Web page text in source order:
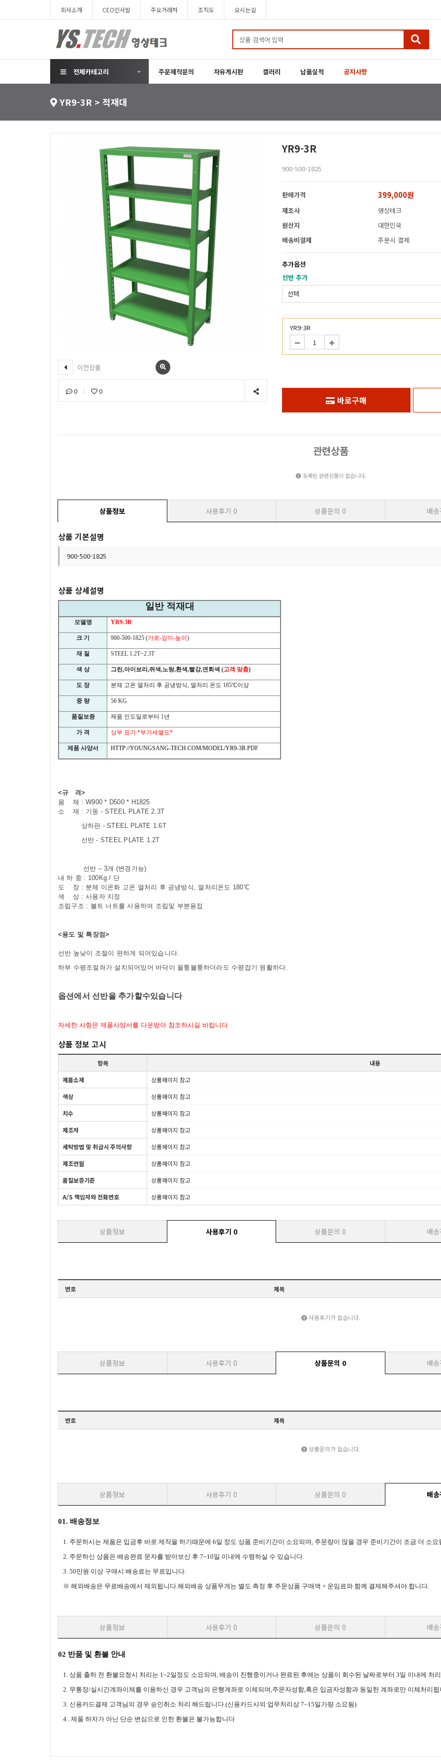
회사소개 CEO인사말 주요거래처 조직도 오시는길
전체카테고리 주문제작문의 자유게시판 갤러리 납품실적 공지사항
YR9-3R > 적재대
이전상품
0 0
YR9-3R
900-500-1825
판매가격 399,000원
제조사
영상테크
원산지
대한민국
배송비결제
주문시 결제
추가옵션
선반 추가
YR9-3R
바로구매
관련상품
등록된 관련상품이 없습니다.
상품정보 사용후기 0 상품문의 0 배
상품 기본설명
900-500-1825
상품 상세설명
일반 적재대
모델명 YR9-3R
크 기 900-500-1825 (가로-깊이 -높이 )
재 질 STEEL 1.2T~2.3T
색 상 그린,아이보리 ,쥐색,노랑,흰색,빨강,연회색 (고객 맞춤)
도 장 분체 고온 열처리 후 공냉방식, 열처리 온도 185℃이상
중 량 56 KG
품질보증 제품 인도일로부터 1년
가 격 상부 표기 *부가세별도*
제품 사양서 HTTP://YOUNGSANG-TECH.COM/MODEL/YR9-3R.PDF
<규 격>
몸 체 : W900 * D500 * H1825
소 재 : 기둥 - STEEL PLATE 2.3T
상하판 - STEEL PLATE 1.6T
선반 - STEEL PLATE 1.2T
선반 – 3개 (변경가능)
내 하 중 : 100Kg / 단
도 장 : 분체 이온화 고온 열처리 후 공냉방식, 열처리온도 180℃
색 상 : 사용자 지정
조립구조 : 볼트 너트를 사용하여 조립및 부분용접
<용도 및 특장점>
선반 높낮이 조절이 편하게 되어있습니다.
하부 수평조절좌가 설치되어있어 바닥이 울퉁불퉁하더라도 수평잡기 원활하다.
옵션에서 선반을 추가할수있습니다
자세한 사항은 제품사양서를 다운받아 참조하시길 바랍니다
상품 정보 고시
항목
내용
제품소재
상품페이지 참고
색상
상품페이지 참고
치수
상품페이지 참고
제조자
상품페이지 참고
세탁방법 및 취급시 주의사항
상품페이지 참고
제조연월
상품페이지 참고
품질보증기준
상품페이지 참고
A/S 책임자와 전화번호
상품페이지 참고
상품정보 사용후기 0 상품문의 0 배
번호 제목
사용후기가 없습니다.
상품정보 사용후기 0 상품문의 0 배
번호 제목
상품문의가 없습니다.
상품정보 사용후기 0 상품문의 0 배
01. 배송정보
1. 주문하시는 제품은 입금후 바로 제작을 하기때문에 6일 정도 상품 준비기간이 소요되며, 주문량이 많을 경우 준비기간이 조금 더 소요
2. 주문하신 상품은 배송완료 문자를 받아보신 후 7~10일 이내에 수령하실 수 있습니다.
3. 50만원 이상 구매시 배송료는 무료입니다.
※ 해외배송은 무료배송에서 제외됩니다.해외배송 상품무게는 별도 측정 후 주문상품 구매액 + 운임료와 함께 결제해주셔야 합니다.
상품정보 사용후기 0 상품문의 0 배
02 반품 및 환불 안내
1. 상품 출하 전 환불요청시 처리는 1~2일정도 소요되며, 배송이 진행중이거나 완료된 후에는 상품이 회수된 날짜로부터 3일 이내에 처
2. 무통장/실시간계좌이체를 이용하신 경우 고객님의 은행계좌로 이체되며,주문자성함,혹은 입금자성함과 동일한 계좌로만 이체처리됩
3. 신용카드결제 고객님의 경우 승인취소 처리 해드립니다.(신용카드사의 업무처리상 7~15일가량 소요됨)
4.. 제품 하자가 아닌 단순 변심으로 인한 환불은 불가능합니다